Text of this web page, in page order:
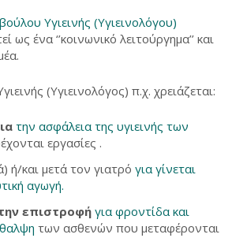
Υγιεινής (Υγιεινολόγου)
ως ένα ‘’κοινωνικό λειτούργημα’’ και
(Υγιεινολόγος) π.χ. χρειάζεται:
την ασφάλεια της υγιεινής των
εργασίες .
ή/και μετά τον γιατρό για γίνεται
αγωγή.
επιστροφήγια φροντίδα και
των ασθενών που μεταφέρονται